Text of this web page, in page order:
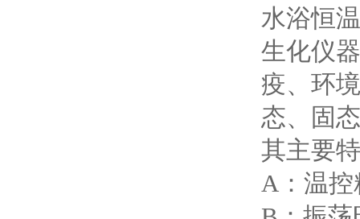
水浴恒
生化仪
疫、环
态、固
其主要
A：温控